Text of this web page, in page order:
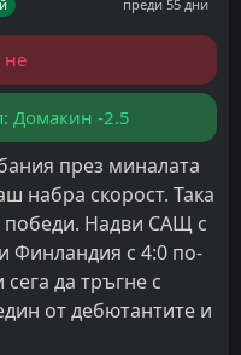
преди 55 дни
не
Домакин -2.5
през миналата
набра скорост. Така
победи. Надви САЩ с
Финландия с 4:0 по-
да тръгне с
от дебютантите и